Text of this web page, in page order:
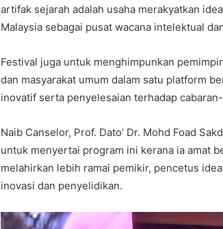
artifak sejarah adalah usaha merakyatkan
Malaysia sebagai pusat wacana intelektual
Festival juga untuk menghimpunkan
dan masyarakat umum dalam satu platform
inovatif serta penyelesaian terhadap
Naib Canselor, Prof. Dato’ Dr. Mohd Foad
untuk menyertai program ini kerana ia amat
melahirkan lebih ramai pemikir, pencetus
inovasi dan penyelidikan.